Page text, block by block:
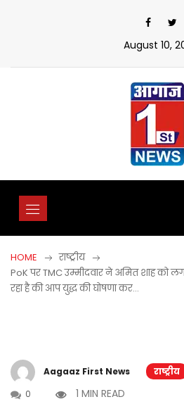
August 10,
HOME
राष्ट्रीय
PoK पर TMC उम्मीदवार ने अमित शाह को
रहा है की आप युद्ध की घोषणा कर…
Aagaaz First News राष्ट्रीय
0
1 MIN READ